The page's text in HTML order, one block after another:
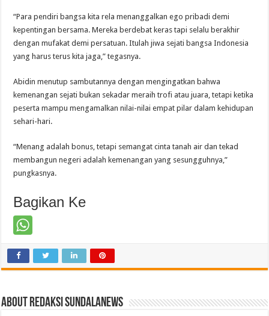
“Para pendiri bangsa kita rela menanggalkan ego pribadi demi
kepentingan bersama. Mereka berdebat keras tapi selalu berakhir
dengan mufakat demi persatuan. Itulah jiwa sejati bangsa Indonesia
yang harus terus kita jaga,” tegasnya.
Abidin menutup sambutannya dengan mengingatkan bahwa
kemenangan sejati bukan sekadar meraih trofi atau juara, tetapi ketika
peserta mampu mengamalkan nilai-nilai empat pilar dalam kehidupan
sehari-hari.
“Menang adalah bonus, tetapi semangat cinta tanah air dan tekad
membangun negeri adalah kemenangan yang sesungguhnya,”
pungkasnya.
Bagikan Ke
About Redaksi Sundalanews